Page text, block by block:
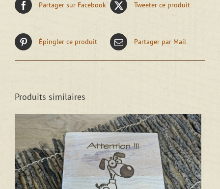
Partager sur Facebook Tweeter ce produit
Épingler ce produit Partager par Mail
Produits similaires